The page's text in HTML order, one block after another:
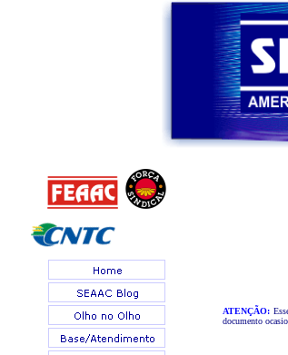
ATENÇÃO:
documento